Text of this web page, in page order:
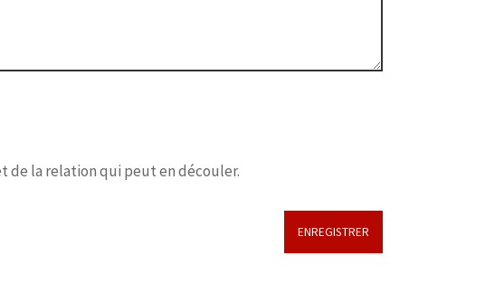
de la relation qui peut en découler.
ENREGISTRER